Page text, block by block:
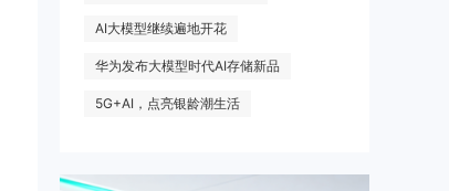
AI大模型继续遍地开花
华为发布大模型时代AI存储新品
5G+AI，点亮银龄潮生活